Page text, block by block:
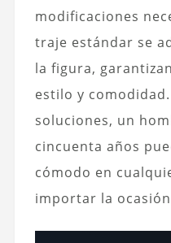
modificaciones
traje estándar se
la figura,
estilo y
soluciones, un
cincuenta años
cómodo en
importar la